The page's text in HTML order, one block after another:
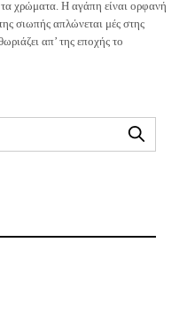
τα χρώματα. Η αγάπη είναι ορφανή
σιωπής απλώνεται μές στης
απ’ της εποχής το